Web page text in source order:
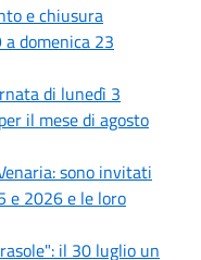
e chiusura
domenica 23
di lunedì 3
il mese di agosto
sono invitati
e 2026 e le loro
il 30 luglio un